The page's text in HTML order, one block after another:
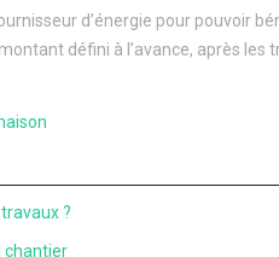
d’énergie pour pouvoir
défini à l’avance, après les
?
chantier